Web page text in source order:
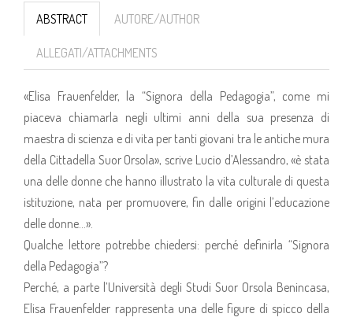
ABSTRACT AUTORE/AUTHOR
ALLEGATI/ATTACHMENTS
«Elisa Frauenfelder, la “Signora della Pedagogia”, come mi
piaceva chiamarla negli ultimi anni della sua presenza di
maestra di scienza e di vita per tanti giovani tra le antiche mura
della Cittadella Suor Orsola», scrive Lucio d’Alessandro, «è stata
una delle donne che hanno illustrato la vita culturale di questa
istituzione, nata per promuovere, fin dalle origini l’educazione
delle donne…».
Qualche lettore potrebbe chiedersi: perché definirla “Signora
della Pedagogia”?
Perché, a parte l’Università degli Studi Suor Orsola Benincasa,
Elisa Frauenfelder rappresenta una delle figure di spicco della